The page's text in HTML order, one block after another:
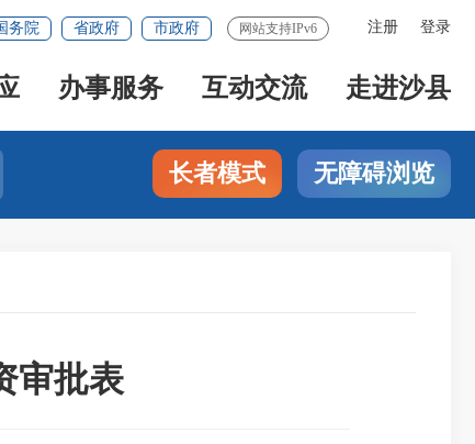
注册 登录
务院 省政府 市政府 网站支持IPv6
办事服务 互动交流 走进沙县
长者模式 无障碍浏览
审批表